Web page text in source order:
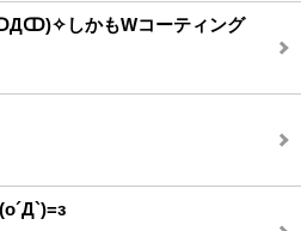
しかもWコーティング